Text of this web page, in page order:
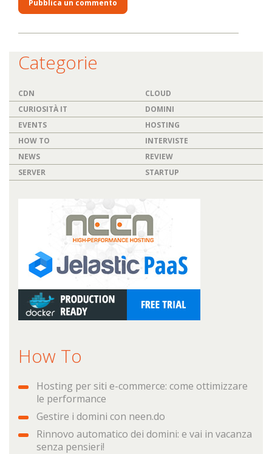
Categorie
CDN
CLOUD
CURIOSITÀ IT
DOMINI
EVENTS
HOSTING
HOW TO
INTERVISTE
NEWS
REVIEW
SERVER
STARTUP
How To
Hosting per siti e-commerce: come ottimizzare
le performance
Gestire i domini con neen.do
Rinnovo automatico dei domini: e vai in vacanza
senza pensieri!